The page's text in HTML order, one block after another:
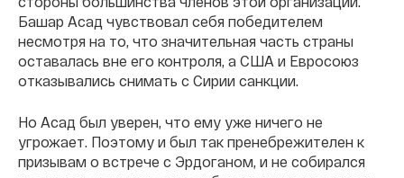
Башар Асад чувствовал себя победителем
несмотря на то, что значительная часть страны
оставалась вне его контроля, а США и Евросоюз
отказывались снимать с Сирии санкции.
Но Асад был уверен, что ему уже ничего не
угрожает. Поэтому и был так пренебрежителен к
призывам о встрече с Эрдоганом, и не собирался